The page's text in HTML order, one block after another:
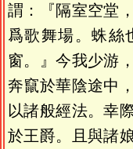
謂：『隔室空堂
爲歌舞場。蛛絲
窗。』今我少游
奔竄於華陰途中
以諸般經法。幸
於王爵。且與諸